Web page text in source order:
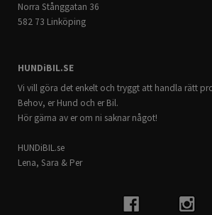
Norra Stånggatan 36
582 73 Linköping
HUNDiBIL.SE
Vi vill göra det enkelt och tryggt att handla rätt
Behov, er Hund och er Bil.
Hör gärna av er om ni saknar något!
HUNDiBIL.se
Lena, Sara & Per